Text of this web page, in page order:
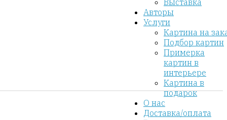
Выставка
Авторы
Услуги
Картина на
Подбор картин
Примерка
картин в
интерьере
Картина в
подарок
О нас
Доставка/оплата